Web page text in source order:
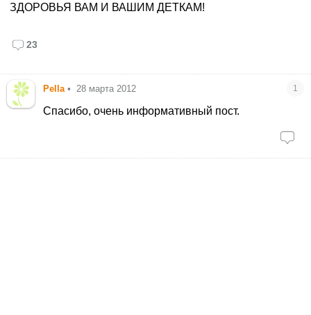
ЗДОРОВЬЯ ВАМ И ВАШИМ ДЕТКАМ!
23
Pella • 28 марта 2012 1
Спасибо, очень информативный пост.